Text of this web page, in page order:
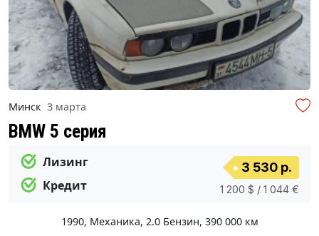
Минск 3 марта
BMW 5 серия
Лизинг
Кредит
3 530 р.
1 200 $ / 1 044 €
1990, Механика, 2.0 Бензин, 390 000 км